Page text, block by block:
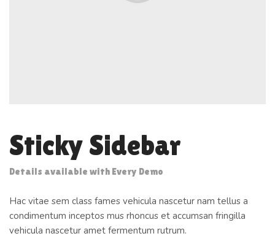
Sticky Sidebar
Details available with Every Demo
Hac vitae sem class fames vehicula nascetur nam tellus a
condimentum inceptos mus rhoncus et accumsan fringilla
vehicula nascetur amet fermentum rutrum.